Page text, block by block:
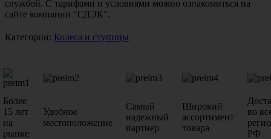
службой. С тарифами и условиями можно ознакомиться на
сайте компании "СДЭК".
Категории: Колеса и ступицы
Более
15 лет
на
рынке
Удобное
местоположение
Самый
надежный
партнер
Широкий
ассортимент
товара
во
РФ